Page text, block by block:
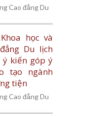
Cao đẳng Du
học và
Du lịch
ý kiến góp ý
tạo ngành
tiện
Cao đẳng Du